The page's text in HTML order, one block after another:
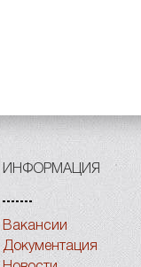
ИНФОРМАЦИЯ
Вакансии
Документация